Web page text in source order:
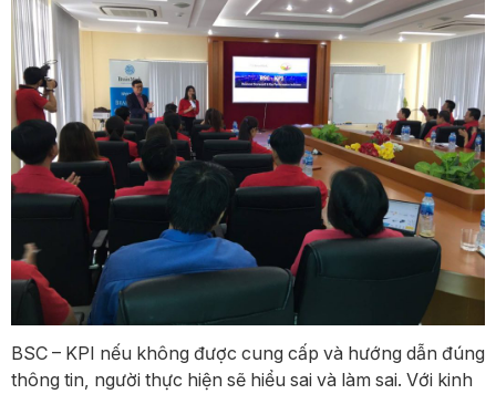
BSC – KPI nếu không được cung cấp và hướng dẫn đúng
thông tin, người thực hiện sẽ hiểu sai và làm sai. Với kinh